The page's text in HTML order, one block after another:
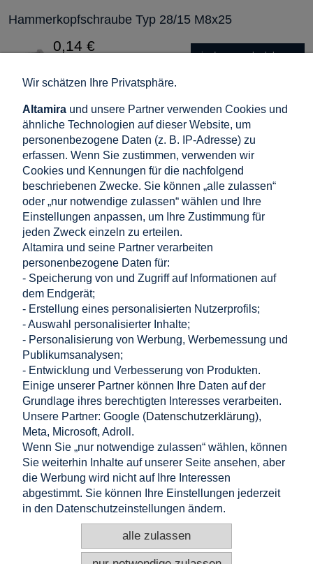
Hammerkopfschraube Typ 28/15 M8x25
0,14 €
in den warenkorb legen
Nutenstein M8 mit Federkugel für PV-Profil –
Aluminium 6060
0,11 €
Nettopreis: 0,09 € in den warenkorb legen
PV-Kreuzwinkel Edelstahl A2 44,5×40 mm –
Profilverbinder 90°
1,22 €
Nettopreis:
Einkaufen
Hilfe
Mein Konto
Information
KONTAKT
Altamira Sp. z o. o.
Budowlanych 6/51, 95-040 Koluszki, Polen
+48 724 999 949
info@e-altamira.de
Kundenservice: Mo–Fr 8:00–16:00
Wir schätzen Ihre Privatsphäre.
Altamira und unsere Partner verwenden Cookies und
ähnliche Technologien auf dieser Website, um
personenbezogene Daten (z. B. IP-Adresse) zu
erfassen. Wenn Sie zustimmen, verwenden wir
Cookies und Kennungen für die nachfolgend
beschriebenen Zwecke. Sie können „alle zulassen“
oder „nur notwendige zulassen“ wählen und Ihre
Einstellungen anpassen, um Ihre Zustimmung für
jeden Zweck einzeln zu erteilen.
Altamira und seine Partner verarbeiten
personenbezogene Daten für:
- Speicherung von und Zugriff auf Informationen auf
dem Endgerät;
- Erstellung eines personalisierten Nutzerprofils;
- Auswahl personalisierter Inhalte;
- Personalisierung von Werbung, Werbemessung und
Publikumsanalysen;
- Entwicklung und Verbesserung von Produkten.
Einige unserer Partner können Ihre Daten auf der
Grundlage ihres berechtigten Interesses verarbeiten.
Unsere Partner: Google (Datenschutzerklärung),
Meta, Microsoft, Adroll.
Wenn Sie „nur notwendige zulassen“ wählen, können
Sie weiterhin Inhalte auf unserer Seite ansehen, aber
die Werbung wird nicht auf Ihre Interessen
abgestimmt. Sie können Ihre Einstellungen jederzeit
in den Datenschutzeinstellungen ändern.
alle zulassen